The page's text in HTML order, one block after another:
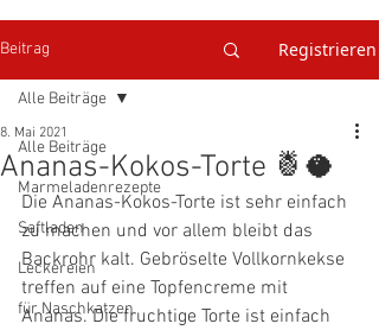
Beitrag Registrieren
Alle Beiträge
Marmeladenrezepte
Saftladen
Leckereien
für Naschkatzen
Alle Beiträge
Ananas-Kokos-Torte 🍍🥥
8. Mai 2021
Die Ananas-Kokos-Torte ist sehr einfach
zu machen und vor allem bleibt das
Backrohr kalt. Gebröselte Vollkornkekse
treffen auf eine Topfencreme mit
Ananas. Die fruchtige Torte ist einfach